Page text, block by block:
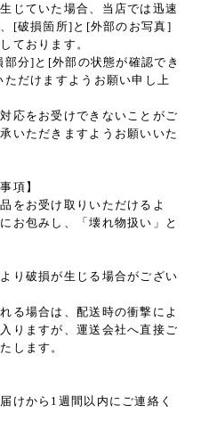
じていた場合、当店では迅速
[破損箇所]と[外部のお写真]
ております。
分]と[外部の状態が確認でき
だけますようお願い申し上
応をお受けできないことがご
いただきますようお願いいた
項】
をお受け取りいただけるよ
お包みし、「壊れ物扱い」と
り破損が生じる場合がござい
る場合は、配送時の衝撃によ
りますが、運送会社へ直接ご
します。
けから1週間以内にご連絡く